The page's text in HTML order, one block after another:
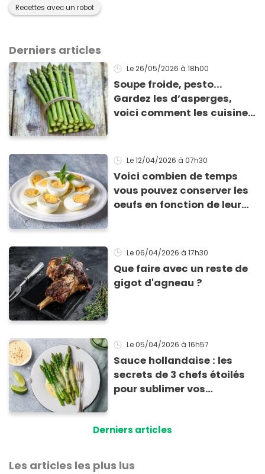
Recettes avec un robot
Derniers articles
Le 26/05/2026 à 18h00
Soupe froide, pesto...
Gardez les d’asperges,
voici comment les cuisiner
Le 12/04/2026 à 07h30
Voici combien de temps
vous pouvez conserver les
oeufs en fonction de leur
Le 06/04/2026 à 17h30
Que faire avec un reste de
gigot d'agneau ?
Le 05/04/2026 à 16h57
Sauce hollandaise : les
secrets de 3 chefs étoilés
pour sublimer vos
Derniers articles
Les articles les plus lus